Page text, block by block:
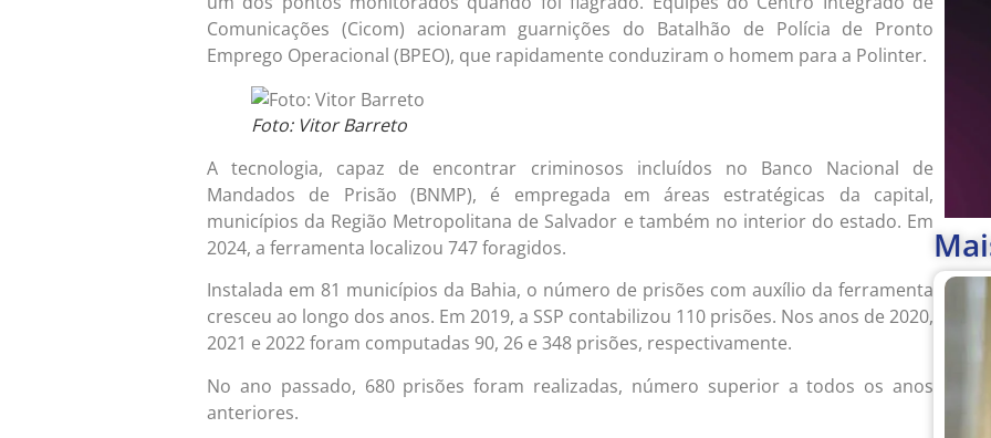
Comunicações (Cicom) acionaram guarnições do Batalhão de Polícia de Pronto
Emprego Operacional (BPEO), que rapidamente conduziram o homem para a Polinter.
Foto: Vitor Barreto
A tecnologia, capaz de encontrar criminosos incluídos no Banco Nacional de
Mandados de Prisão (BNMP), é empregada em áreas estratégicas da capital,
municípios da Região Metropolitana de Salvador e também no interior do estado. Em
2024, a ferramenta localizou 747 foragidos.
Instalada em 81 municípios da Bahia, o número de prisões com auxílio da ferramenta
cresceu ao longo dos anos. Em 2019, a SSP contabilizou 110 prisões. Nos anos de 2020,
2021 e 2022 foram computadas 90, 26 e 348 prisões, respectivamente.
No ano passado, 680 prisões foram realizadas, número superior a todos os anos
anteriores.